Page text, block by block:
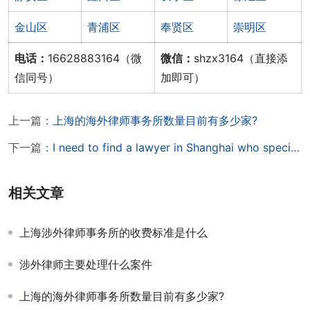
金山区 青浦区 奉贤区 崇明区
电话： 16628883164（微
信同号）
微信： shzx3164（直接添
加即可）
上一篇： 上海的海外律师事务所数量目前有多少家?
下一篇： I need to find a lawyer in Shanghai who specializes in international law
相关文章
上海涉外律师事务所的收费标准是什么
涉外律师主要处理什么案件
上海的海外律师事务所数量目前有多少家?